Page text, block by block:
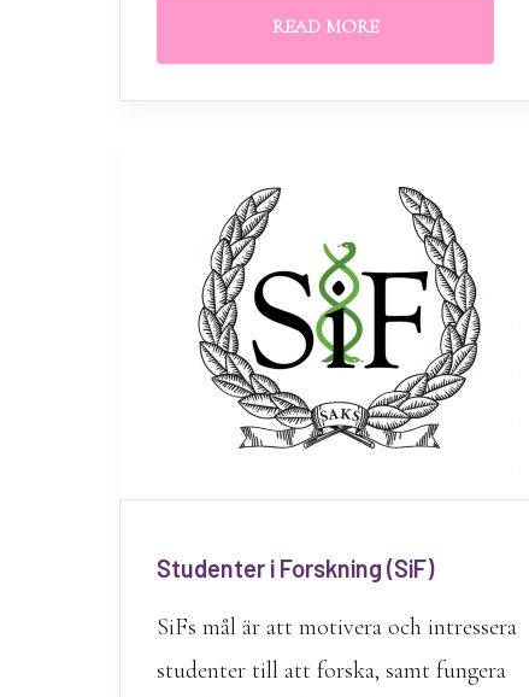
READ MORE
Studenter i Forskning (SiF)
SiFs mål är att motivera och intressera
studenter till att forska, samt fungera